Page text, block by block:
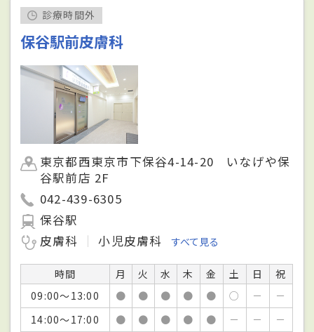
診療時間外
保谷駅前皮膚科
東京都西東京市下保谷4-14-20 いなげや保
谷駅前店 2F
042-439-6305
保谷駅
皮膚科
小児皮膚科 すべて見る
時間 月 火 水 木 金 土 日
祝
09:00～13:00
● ● ● ● ● ○ －
－
14:00～17:00
● ● ● ● ● － －
－